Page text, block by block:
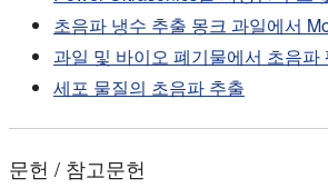
초음파 냉수 추출 몽크 과일에서
과일 및 바이오 폐기물에서 초음파
세포 물질의 초음파 추출
문헌 / 참고문헌